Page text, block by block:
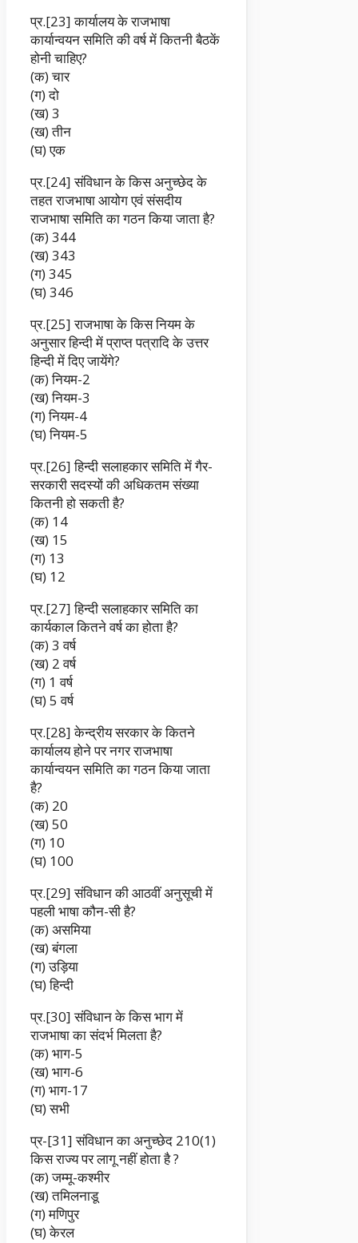
प्र.[23] कार्यालय के राजभाषा
कार्यान्वयन समिति की वर्ष में कितनी बैठकें
होनी चाहिए?
(क) चार
(ग) दो
(ख) 3
(ख) तीन
(घ) एक
प्र.[24] संविधान के किस अनुच्छेद के
तहत राजभाषा आयोग एवं संसदीय
राजभाषा समिति का गठन किया जाता है?
(क) 344
(ख) 343
(ग) 345
(घ) 346
प्र.[25] राजभाषा के किस नियम के
अनुसार हिन्दी में प्राप्त पत्रादि के उत्तर
हिन्दी में दिए जायेंगे?
(क) नियम-2
(ख) नियम-3
(ग) नियम-4
(घ) नियम-5
प्र.[26] हिन्दी सलाहकार समिति में गैर-
सरकारी सदस्यों की अधिकतम संख्या
कितनी हो सकती है?
(क) 14
(ख) 15
(ग) 13
(घ) 12
प्र.[27] हिन्दी सलाहकार समिति का
कार्यकाल कितने वर्ष का होता है?
(क) 3 वर्ष
(ख) 2 वर्ष
(ग) 1 वर्ष
(घ) 5 वर्ष
प्र.[28] केन्द्रीय सरकार के कितने
कार्यालय होने पर नगर राजभाषा
कार्यान्वयन समिति का गठन किया जाता
है?
(क) 20
(ख) 50
(ग) 10
(घ) 100
प्र.[29] संविधान की आठवीं अनुसूची में
पहली भाषा कौन-सी है?
(क) असमिया
(ख) बंगला
(ग) उड़िया
(घ) हिन्दी
प्र.[30] संविधान के किस भाग में
राजभाषा का संदर्भ मिलता है?
(क) भाग-5
(ख) भाग-6
(ग) भाग-17
(घ) सभी
प्र-[31] संविधान का अनुच्छेद 210(1)
किस राज्य पर लागू नहीं होता है ?
(क) जम्मू-कश्मीर
(ख) तमिलनाडू
(ग) मणिपुर
(घ) केरल